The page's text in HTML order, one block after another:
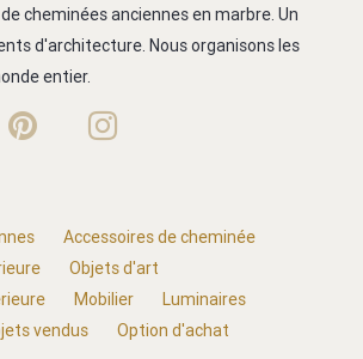
cheminées anciennes en marbre. Un
d'architecture. Nous organisons les
entier.
Accessoires de cheminée
Objets d'art
Mobilier
Luminaires
vendus Option d'achat